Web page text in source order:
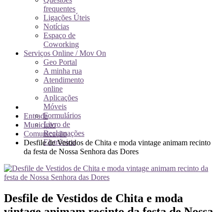
frequentes
Ligações Úteis
Notícias
Espaço de
Coworking
Serviços Online / Mov On
Geo Portal
A minha rua
Atendimento
online
Aplicações
Móveis
Formulários
Livro de
Reclamações
Eletrónico
Entrada
Município
Comunicação
Desfile de Vestidos de Chita e moda vintage animam recinto
da festa de Nossa Senhora das Dores
Desfile de Vestidos de Chita e moda